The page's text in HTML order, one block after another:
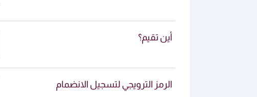
أين تقيم؟
الرمز الترويجي لتسجيل الانضمام